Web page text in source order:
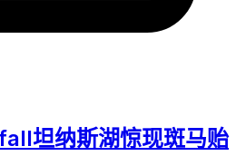
坦纳斯湖惊现斑马贻